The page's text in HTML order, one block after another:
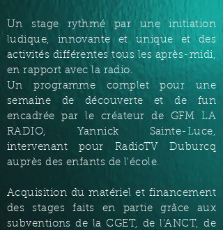
Un stage rythmé par une initiation
ludique, innovante et unique et des
activités différentes tous les après-midi,
en rapport avec la radio.
Un programme complet pour une
semaine de découverte et de fun
encadrée par le créateur de GFM LA
RADIO, Yannick Sainte-Luce,
intervenant pour RadioTV Duburcq
auprès des enfants de l'école.
Acquisition du matériel et financement
des stages faits en partie grâce aux
subventions de la CGET, de l'ANCT, de